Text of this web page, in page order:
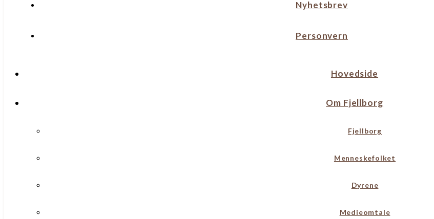
Nyhetsbrev
Personvern
Hovedside
Om Fjellborg
Fjellborg
Menneskefolket
Dyrene
Medieomtale